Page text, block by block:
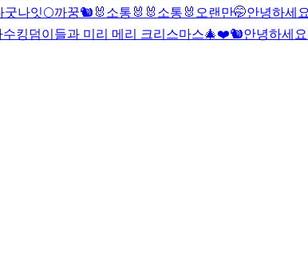
굿나잇🌕까꿍🐿 🐰소통🐰 🐰소통🐰 오랜만🤭안녕하세
수킹덤이들과 미리 메리 크리스마스🎄❤️🐿안녕하세